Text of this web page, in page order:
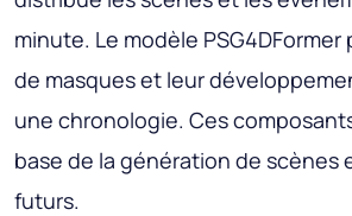
minute. Le modèle
de masques et leur
une chronologie. Ces
base de la génération de scènes
futurs.